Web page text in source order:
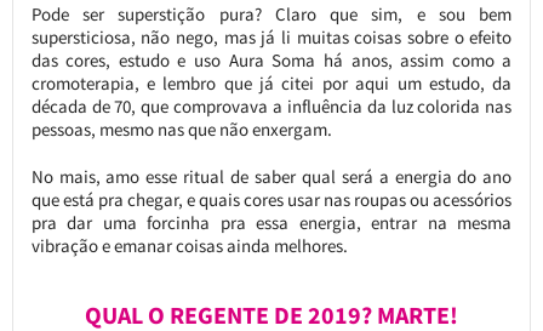
Pode ser superstição pura? Claro que sim, e sou bem
supersticiosa, não nego, mas já li muitas coisas sobre o efeito
das cores, estudo e uso Aura Soma há anos, assim como a
cromoterapia, e lembro que já citei por aqui um estudo, da
década de 70, que comprovava a influência da luz colorida nas
pessoas, mesmo nas que não enxergam.
No mais, amo esse ritual de saber qual será a energia do ano
que está pra chegar, e quais cores usar nas roupas ou acessórios
pra dar uma forcinha pra essa energia, entrar na mesma
vibração e emanar coisas ainda melhores.
QUAL O REGENTE DE 2019? MARTE!